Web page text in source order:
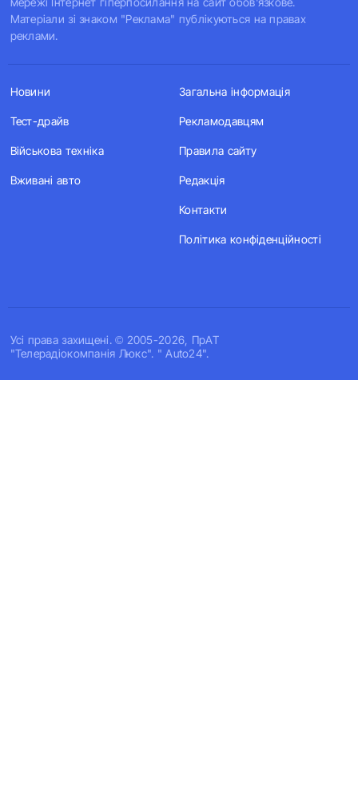
Матеріали зі знаком "Реклама" публікуються на правах
реклами.
Усi права захищенi. © 2005-2026, ПрАТ
"Телерадіокомпанія Люкс". " Auto24".
Новини
Тест-драйв
Військова техніка
Вживані авто
Загальна інформація
Рекламодавцям
Правила сайту
Редакція
Контакти
Політика конфіденційності